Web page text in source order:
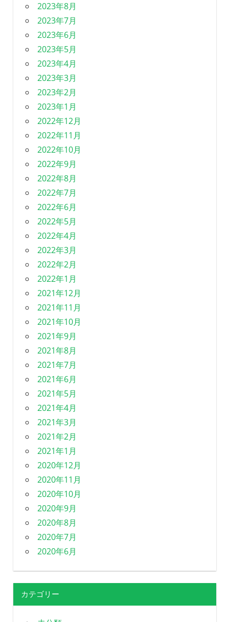
2023年8月
2023年7月
2023年6月
2023年5月
2023年4月
2023年3月
2023年2月
2023年1月
2022年12月
2022年11月
2022年10月
2022年9月
2022年8月
2022年7月
2022年6月
2022年5月
2022年4月
2022年3月
2022年2月
2022年1月
2021年12月
2021年11月
2021年10月
2021年9月
2021年8月
2021年7月
2021年6月
2021年5月
2021年4月
2021年3月
2021年2月
2021年1月
2020年12月
2020年11月
2020年10月
2020年9月
2020年8月
2020年7月
2020年6月
カテゴリー